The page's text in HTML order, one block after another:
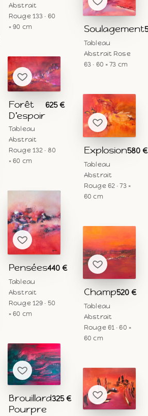
Abstrait
Rouge 133 · 60
× 90 cm
Forêt
D’espoir
625 €
Tableau
Abstrait
Rouge 132 · 80
× 60 cm
Pensées440 €
Tableau
Abstrait
Rouge 129 · 50
× 60 cm
Brouillard
Pourpre
325 €
Soulagement
Tableau
Abstrait Rose
63 · 60 × 73 cm
Explosion580 €
Tableau
Abstrait
Rouge 62 · 73 ×
60 cm
Champ520 €
Tableau
Abstrait
Rouge 61 · 60 ×
60 cm